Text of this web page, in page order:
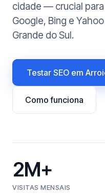
cidade — crucial
Google, Bing e
Grande do Sul.
Testar SEO em
Como funciona
2M+
VISITAS MENSAIS